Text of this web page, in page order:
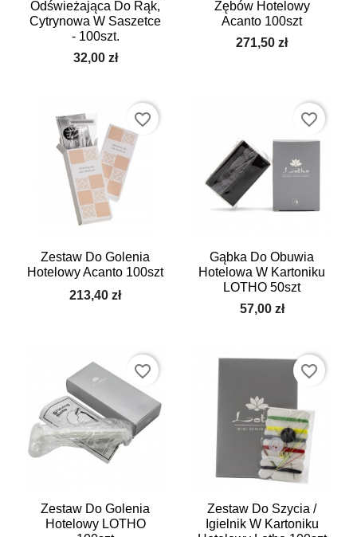
Odświeżająca Do Rąk,
Cytrynowa W Saszetce
- 100szt.
32,00 zł
Zębów Hotelowy
Acanto 100szt
271,50 zł
Zestaw Do Golenia
Hotelowy Acanto 100szt
213,40 zł
favorite_border
Gąbka Do Obuwia
Hotelowa W Kartoniku
LOTHO 50szt
57,00 zł
favorite_border
Zestaw Do Golenia
Hotelowy LOTHO
favorite_border
Zestaw Do Szycia /
Igielnik W Kartoniku
favorite_border